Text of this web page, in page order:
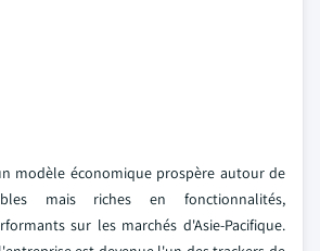
modèle économique prospère autour de
mais riches en fonctionnalités,
sur les marchés d'Asie-Pacifique.